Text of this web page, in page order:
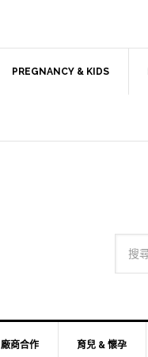
PREGNANCY & KIDS
廠商合作 育兒 & 懷孕